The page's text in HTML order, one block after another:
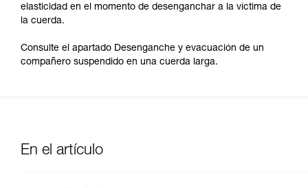
elasticidad en el momento de desenganchar a la víctima de
la cuerda.
Consulte el apartado Desenganche y evacuación de un
compañero suspendido en una cuerda larga.
En el artículo